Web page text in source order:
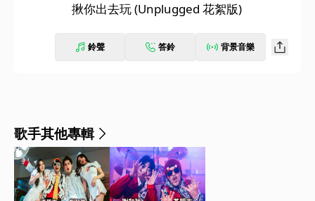
揪你出去玩 (Unplugged 花絮版)
鈴聲 答鈴 背景音樂
歌手其他專輯